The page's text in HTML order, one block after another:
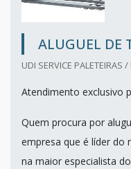
ALUGUEL DE
UDI SERVICE PALETEIRAS
Atendimento exclusivo
Quem procura por
empresa que é líder do
na maior especialista